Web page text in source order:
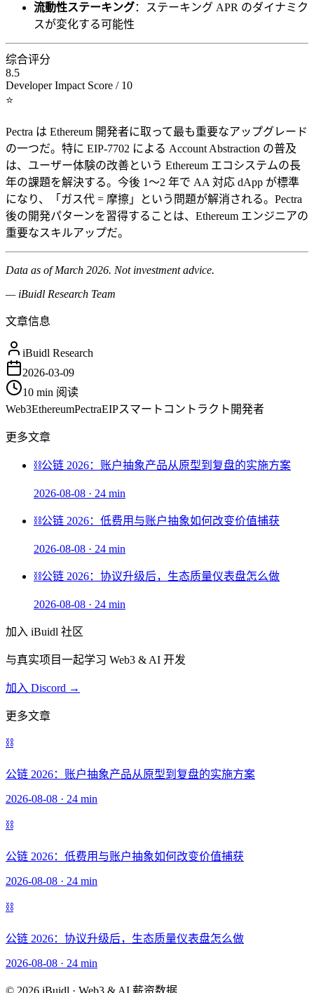
流動性ステーキング：ステーキング APR のダイナミク
スが変化する可能性
综合评分
8.5
Developer Impact Score / 10
⭐
Pectra は Ethereum 開発者に取って最も重要なアップグレード
の一つだ。特に EIP-7702 による Account Abstraction の普及
は、ユーザー体験の改善という Ethereum エコシステムの長
年の課題を解決する。今後 1〜2 年で AA 対応 dApp が標準
になり、「ガス代 = 摩擦」という問題が解消される。Pectra
後の開発パターンを習得することは、Ethereum エンジニアの
重要なスキルアップだ。
Data as of March 2026. Not investment advice.
— iBuidl Research Team
文章信息
iBuidl Research
2026-03-09
10 min 阅读
Web3EthereumPectraEIPスマートコントラクト 開発者
更多文章
⛓️公链 2026：账户抽象产品从原型到复盘的实施方案
2026-08-08 · 24 min
⛓️公链 2026：低费用与账户抽象如何改变价值捕获
2026-08-08 · 24 min
⛓️公链 2026：协议升级后，生态质量仪表盘怎么做
2026-08-08 · 24 min
加入 iBuidl 社区
与真实项目一起学习 Web3 & AI 开发
加入 Discord →
更多文章
⛓️
公链 2026：账户抽象产品从原型到复盘的实施方案
2026-08-08 · 24 min
⛓️
公链 2026：低费用与账户抽象如何改变价值捕获
2026-08-08 · 24 min
⛓️
公链 2026：协议升级后，生态质量仪表盘怎么做
2026-08-08 · 24 min
© 2026 iBuidl · Web3 & AI 薪资数据